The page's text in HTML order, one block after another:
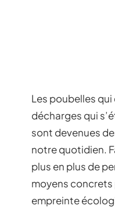
Les poubelles
décharges qui
sont devenues
notre quotidien.
plus en plus de
moyens concrets
empreinte